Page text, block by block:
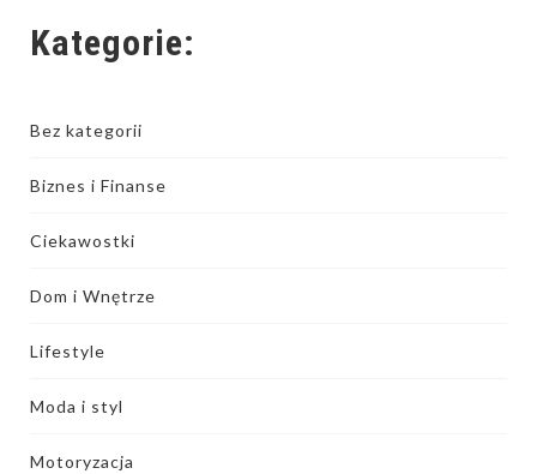
Kategorie:
Bez kategorii
Biznes i Finanse
Ciekawostki
Dom i Wnętrze
Lifestyle
Moda i styl
Motoryzacja